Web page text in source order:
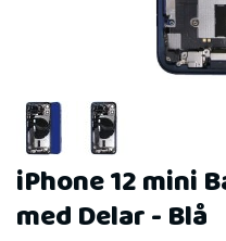
iPhone 12 mini
med Delar - Blå